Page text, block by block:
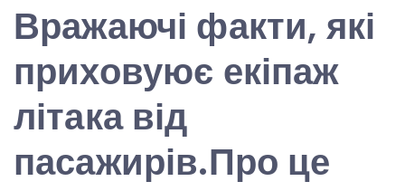
Вражаючі факти, які
приховуює екіпаж
літака від
пасажирів.Про це